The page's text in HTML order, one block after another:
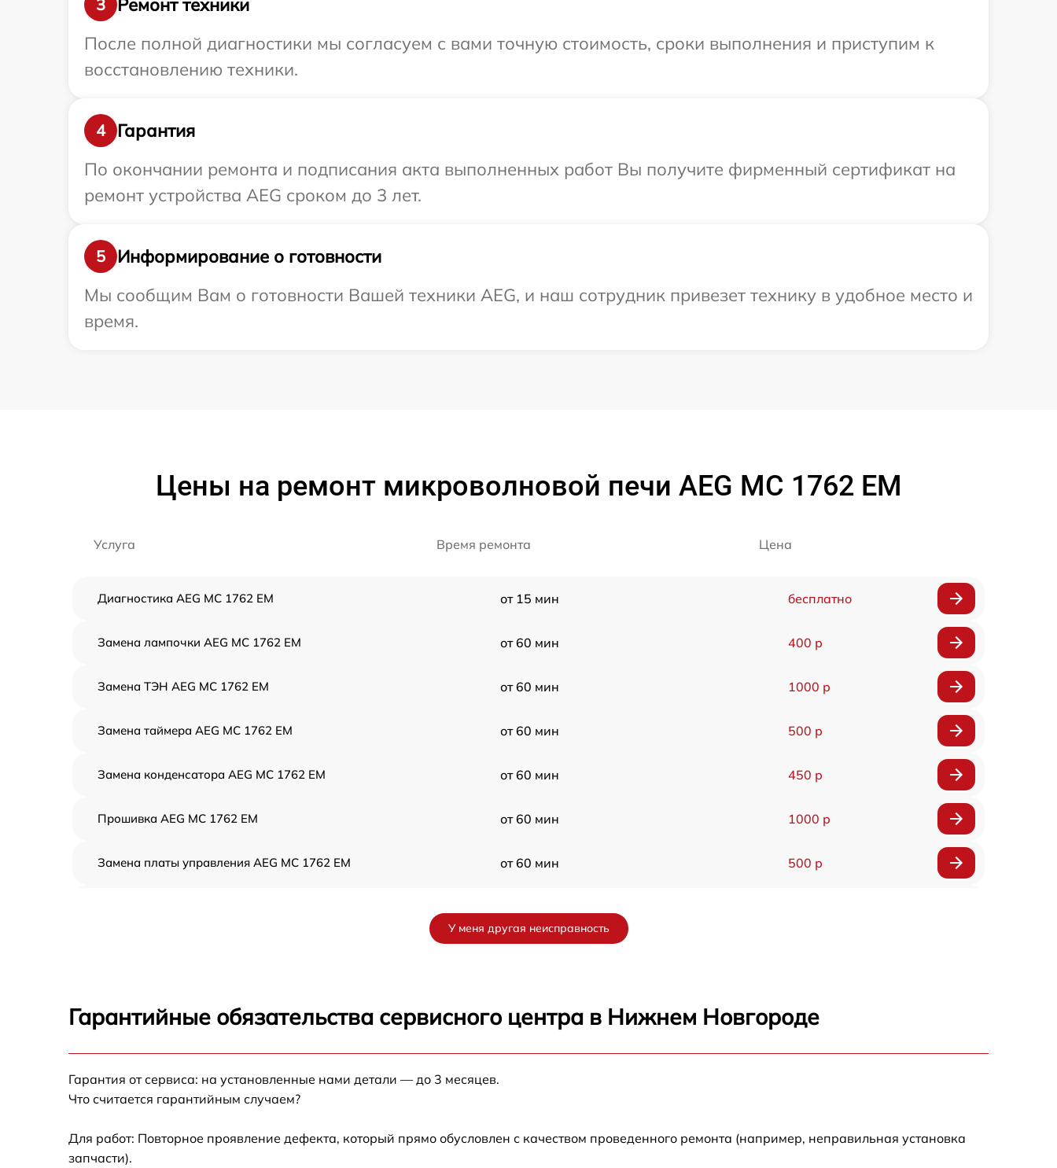
3
После полной диагностики мы согласуем с вами точную стоимость, сроки выполнения и приступим к
восстановлению техники.
4
Гарантия
По окончании ремонта и подписания акта выполненных работ Вы получите фирменный сертификат на
ремонт устройства AEG сроком до 3 лет.
5
Информирование о готовности
Мы сообщим Вам о готовности Вашей техники AEG, и наш сотрудник привезет технику в удобное место и
время.
Цены на ремонт микроволновой печи AEG MC 1762 EM
Услуга Время ремонта Цена
Диагностика AEG MC 1762 EM от 15 мин бесплатно
Замена лампочки AEG MC 1762 EM от 60 мин 400 р
Замена ТЭН AEG MC 1762 EM от 60 мин 1000 р
Замена таймера AEG MC 1762 EM от 60 мин 500 р
Замена конденсатора AEG MC 1762 EM от 60 мин 450 р
Прошивка AEG MC 1762 EM от 60 мин 1000 р
Замена платы управления AEG MC 1762 EM от 60 мин 500 р
Ремонт волновода AEG MC 1762 EM
1762 EM
У меня другая неисправность
Гарантийные обязательства сервисного центра в Нижнем Новгороде
Гарантия от сервиса: на установленные нами детали — до 3 месяцев.
Что считается гарантийным случаем?
Для работ: Повторное проявление дефекта, который прямо обусловлен с качеством проведенного ремонта (например, неправильная установка
запчасти).